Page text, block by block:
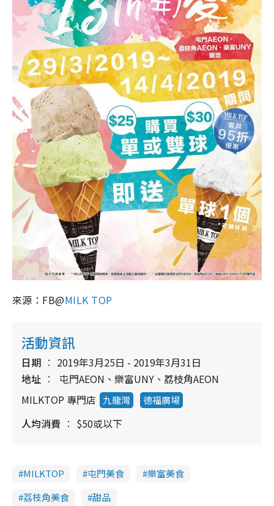
來源： FB@MILK TOP
活動資訊
日期
2019年3月25日 - 2019年3月31日
地址
屯門AEON、樂富UNY、荔枝角AEON
MILKTOP 專門店
九龍灣 德福廣場
人均消費 $50或以下
MILKTOP 屯門美食
樂富美食
荔枝角美食
甜品